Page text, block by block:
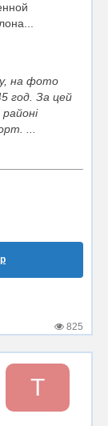
на фото
год. За цей
...
825
Т